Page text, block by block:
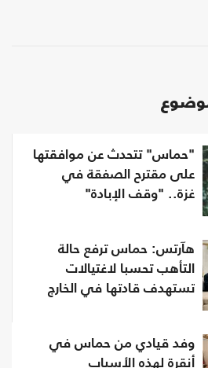
"حماس" تتحدث عن موافقتها
على مقترح الصفقة في
غزة.. "وقف الإبادة"
هآرتس: حماس ترفع حالة
التأهب تحسبا لاغتيالات
تستهدف قادتها في الخارج
وفد قيادي من حماس في
أنقرة لهذه الأسباب